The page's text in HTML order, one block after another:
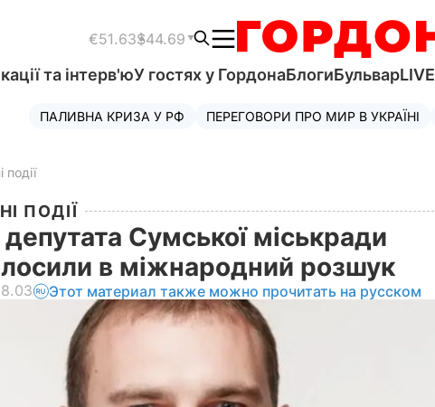
€51.63$44.69
та інтерв'юУ гостях у ГордонаБлогиБульварLIVE
ПАЛИВНА КРИЗА У РФ ПЕРЕГОВОРИ ПРО МИР В УКРАЇНІ
події
ПОДІЇ
Сумської міськради
в міжнародний розшук
Этот материал также можно прочитать на русском